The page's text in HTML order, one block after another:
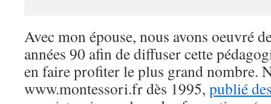
Avec mon épouse, nous avons oeuvré
années 90 afin de diffuser cette
en faire profiter le plus grand nombre.
www.montessori.fr dès 1995, publié